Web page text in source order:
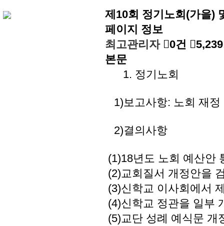
제10회 정기노회(가을)
페이지 정보
최고관리자 0건
본문
1. 정기노회
1)보고사항: 노회 재정
2)결의사항
(1)18년도 노회 예산안
(2)교회질서 개정안을
(3)신학교 이사회에서
(4)신학교 정관을 일부
(5)교단 성례 예식문 개